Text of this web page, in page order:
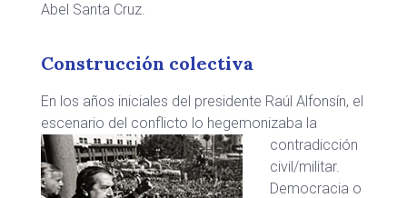
Abel Santa Cruz.
Construcción colectiva
En los años iniciales del presidente Raúl Alfonsín, el
escenario del conflicto lo hegemonizaba la
contradicción
civil/militar.
Democracia o